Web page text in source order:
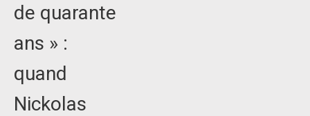
de quarante
ans » :
quand
Nickolas